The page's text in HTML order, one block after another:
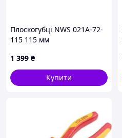
Плоскогубці NWS 021A-72-
115 115 мм
1 399 ₴
Купити